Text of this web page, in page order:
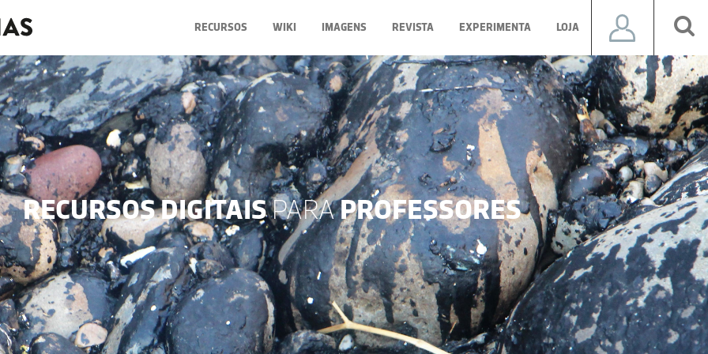
RECURSOS WIKI IMAGENS REVISTA EXPERIMENTA LOJA
RECURSOS DIGITAISPARAPROFESSORES